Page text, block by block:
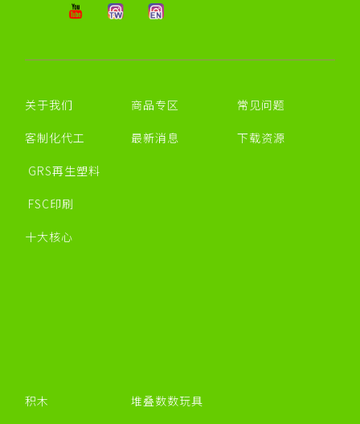
关于我们
客制化代工
GRS再生塑料
FSC印刷
十大核心
商品专区
最新消息
常见问题
下载资源
积木 堆叠数数玩具